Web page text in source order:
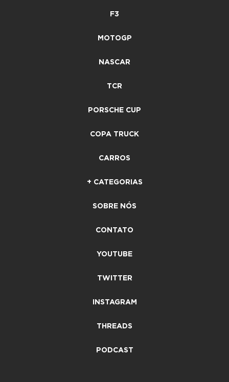
F3
MOTOGP
NASCAR
TCR
PORSCHE CUP
COPA TRUCK
CARROS
+ CATEGORIAS
SOBRE NÓS
CONTATO
YOUTUBE
TWITTER
INSTAGRAM
THREADS
PODCAST